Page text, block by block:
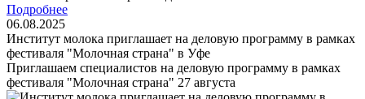
Подробнее
06.08.2025
Институт молока приглашает на деловую программу в рамках
фестиваля "Молочная страна" в Уфе
Приглашаем специалистов на деловую программу в рамках
фестиваля "Молочная страна" 27 августа